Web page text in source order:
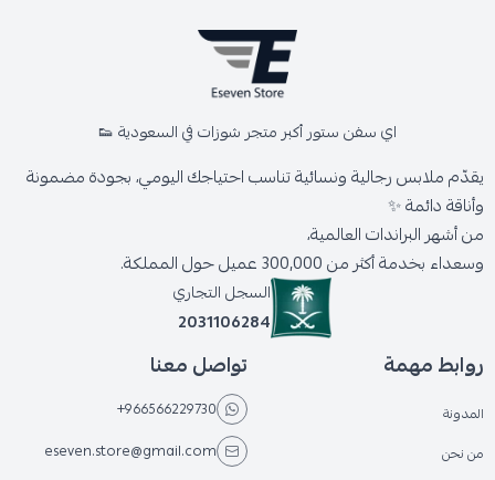
اي سفن ستور أكبر متجر شوزات في السعودية 👟
يقدّم ملابس رجالية ونسائية تناسب احتياجك اليومي، بجودة مضمونة
وأناقة دائمة ✨
من أشهر البراندات العالمية،
وسعداء بخدمة أكثر من 300,000 عميل حول المملكة.
السجل التجاري
2031106284
روابط مهمة
المدونة
من نحن
تواصل معنا
+966566229730
eseven.store@gmail.com